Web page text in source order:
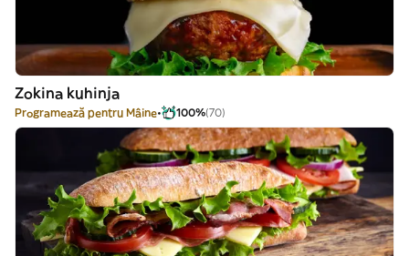
Zokina kuhinja
Programează pentru Mâine 100%(70)